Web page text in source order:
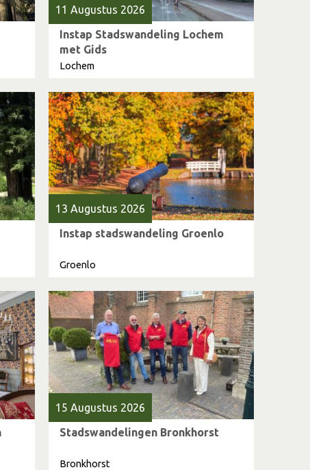
11 Augustus 2026
Instap Stadswandeling Lochem
met Gids
Lochem
13 Augustus 2026
Instap stadswandeling Groenlo
Groenlo
15 Augustus 2026
Stadswandelingen Bronkhorst
Bronkhorst